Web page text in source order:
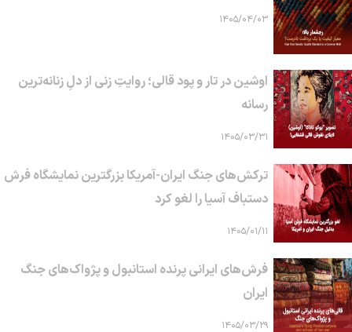
۱۴۰۵/۰۴/۰۳
اوشین در تار و پود قالی؛ روایتِ زنی از دلِ زنانه‌ترین
رسانه
۱۴۰۵/۰۳/۳۱
ترکش‌های جنگ ایران-آمریکا بزرگترین نمایشگاه فرش
دستباف آسیا را لغو کرد
۱۴۰۵/۰۱/۱۱
فرش‌های ایرانی پرنده استانبول و پژواک‌های جنگ
ایران
۱۴۰۵/۰۳/۲۹